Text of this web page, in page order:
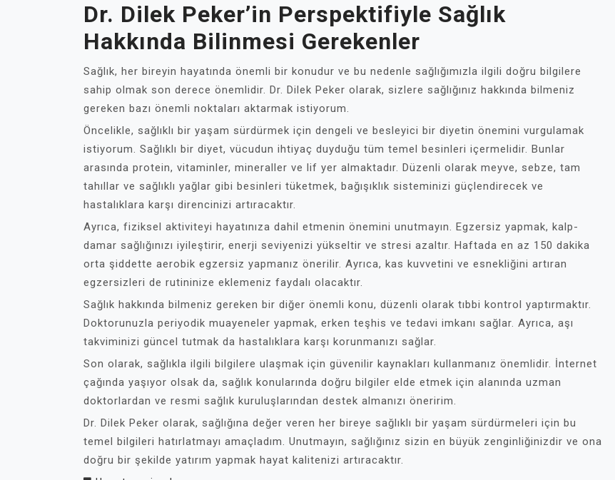
Dr. Dilek Peker’in Perspektifiyle Sağlık
Hakkında Bilinmesi Gerekenler
Sağlık, her bireyin hayatında önemli bir konudur ve bu nedenle sağlığımızla ilgili doğru bilgilere
sahip olmak son derece önemlidir. Dr. Dilek Peker olarak, sizlere sağlığınız hakkında bilmeniz
gereken bazı önemli noktaları aktarmak istiyorum.
Öncelikle, sağlıklı bir yaşam sürdürmek için dengeli ve besleyici bir diyetin önemini vurgulamak
istiyorum. Sağlıklı bir diyet, vücudun ihtiyaç duyduğu tüm temel besinleri içermelidir. Bunlar
arasında protein, vitaminler, mineraller ve lif yer almaktadır. Düzenli olarak meyve, sebze, tam
tahıllar ve sağlıklı yağlar gibi besinleri tüketmek, bağışıklık sisteminizi güçlendirecek ve
hastalıklara karşı direncinizi artıracaktır.
Ayrıca, fiziksel aktiviteyi hayatınıza dahil etmenin önemini unutmayın. Egzersiz yapmak, kalp-
damar sağlığınızı iyileştirir, enerji seviyenizi yükseltir ve stresi azaltır. Haftada en az 150 dakika
orta şiddette aerobik egzersiz yapmanız önerilir. Ayrıca, kas kuvvetini ve esnekliğini artıran
egzersizleri de rutininize eklemeniz faydalı olacaktır.
Sağlık hakkında bilmeniz gereken bir diğer önemli konu, düzenli olarak tıbbi kontrol yaptırmaktır.
Doktorunuzla periyodik muayeneler yapmak, erken teşhis ve tedavi imkanı sağlar. Ayrıca, aşı
takviminizi güncel tutmak da hastalıklara karşı korunmanızı sağlar.
Son olarak, sağlıkla ilgili bilgilere ulaşmak için güvenilir kaynakları kullanmanız önemlidir. İnternet
çağında yaşıyor olsak da, sağlık konularında doğru bilgiler elde etmek için alanında uzman
doktorlardan ve resmi sağlık kuruluşlarından destek almanızı öneririm.
Dr. Dilek Peker olarak, sağlığına değer veren her bireye sağlıklı bir yaşam sürdürmeleri için bu
temel bilgileri hatırlatmayı amaçladım. Unutmayın, sağlığınız sizin en büyük zenginliğinizdir ve ona
doğru bir şekilde yatırım yapmak hayat kalitenizi artıracaktır.